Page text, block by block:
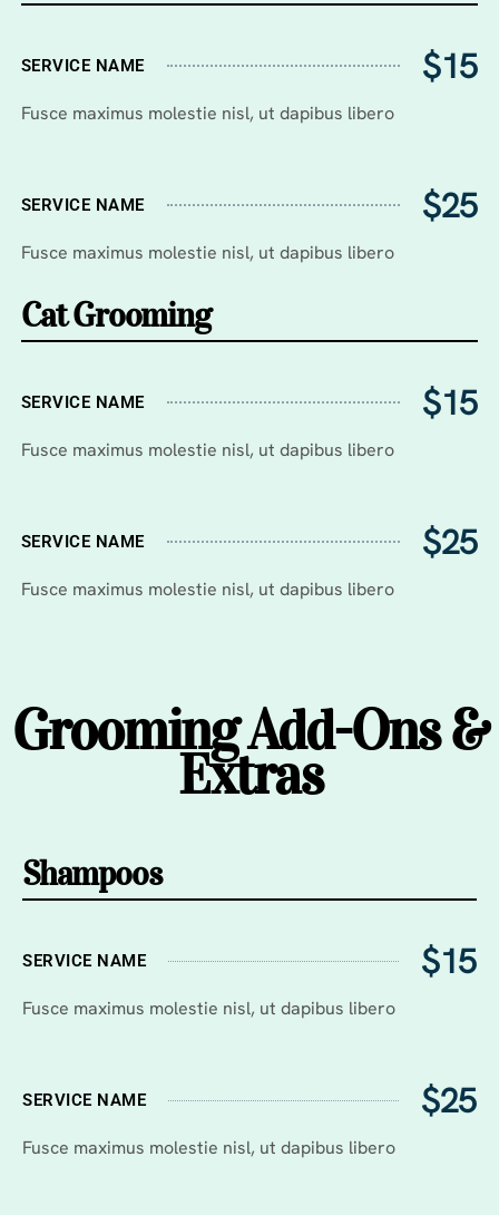
SERVICE NAME $15
Fusce maximus molestie nisl, ut dapibus libero
SERVICE NAME $25
Fusce maximus molestie nisl, ut dapibus libero
Cat Grooming
SERVICE NAME $15
Fusce maximus molestie nisl, ut dapibus libero
SERVICE NAME $25
Fusce maximus molestie nisl, ut dapibus libero
Grooming Add-Ons &
Extras
Shampoos
SERVICE NAME $15
Fusce maximus molestie nisl, ut dapibus libero
SERVICE NAME $25
Fusce maximus molestie nisl, ut dapibus libero